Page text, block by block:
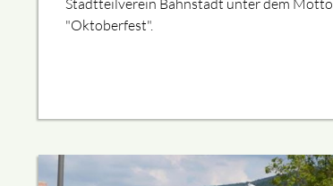
"Oktoberfest".